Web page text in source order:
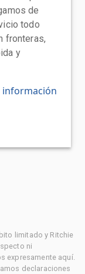
de
todo
fronteras,
y
información
limitado y Ritchie
ni
expresamente aquí.
declaraciones